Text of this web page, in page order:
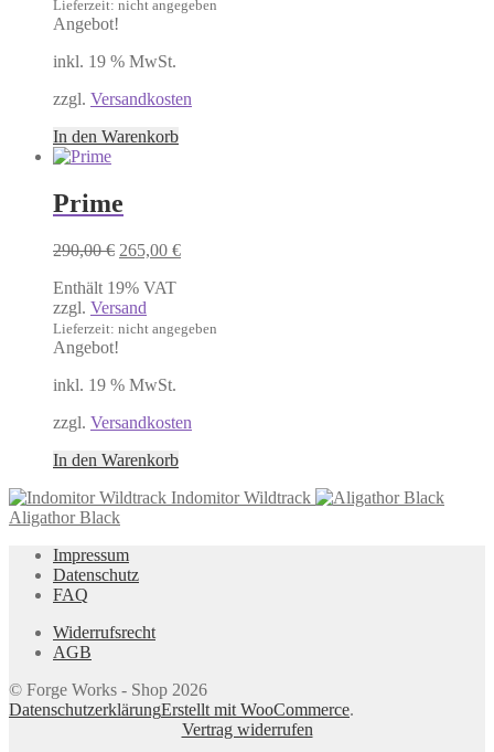
Lieferzeit: nicht angegeben
Angebot!
inkl. 19 % MwSt.
zzgl. Versandkosten
In den Warenkorb
Prime
290,00€ Ursprünglicher
war:
290,00 €
265,00 €Aktueller
Enthält 19% VAT
zzgl. Versand
Lieferzeit: nicht angegeben
Angebot!
inkl. 19 % MwSt.
zzgl. Versandkosten
In den Warenkorb
Indomitor Wildtrack
Aligathor Black
Impressum
Datenschutz
FAQ
Widerrufsrecht
AGB
© Forge Works - Shop 2026
DatenschutzerklärungErstellt mit WooCommerce.
Vertrag widerrufen